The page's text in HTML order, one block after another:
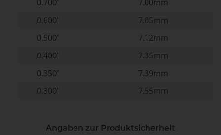
0.700"
7.00mm
0.600"
7.05mm
0.500"
7.12mm
0.400"
7.35mm
0.350"
7.39mm
0.300"
7.55mm
Angaben zur Produktsicherheit